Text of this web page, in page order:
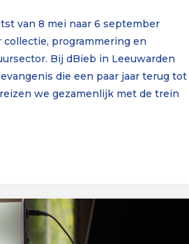
van 8 mei naar 6 september
collectie, programmering en
Bij dBieb in Leeuwarden
die een paar jaar terug tot
we gezamenlijk met de trein